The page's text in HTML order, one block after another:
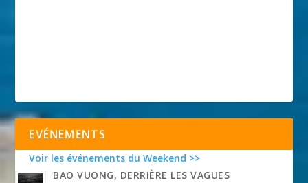
EVÉNEMENTS
Voir les événements du Weekend >>
BAO VUONG, DERRIÈRE LES VAGUES